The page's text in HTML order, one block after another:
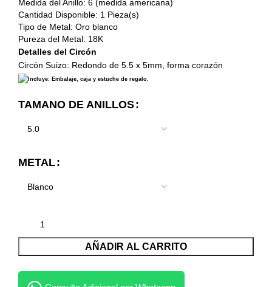
Medida del Anillo: 6 (medida americana)
Cantidad Disponible: 1 Pieza(s)
Tipo de Metal: Oro blanco
Pureza del Metal: 18K
Detalles del Circón
Circón Suizo: Redondo de 5.5 x 5mm, forma corazón
Incluye: Embalaje, caja y estuche de regalo.
TAMANO DE ANILLOS
METAL
AÑADIR AL CARRITO